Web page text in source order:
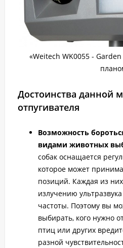
«Weitech WK0055 -
Достоинства данной
отпугивателя
Возможность
видами животных
собак оснащается
которое может
позиций. Каждая из них
излучению
частоты. Поэтому вы
выбирать, кого нужно
птиц или других
разной